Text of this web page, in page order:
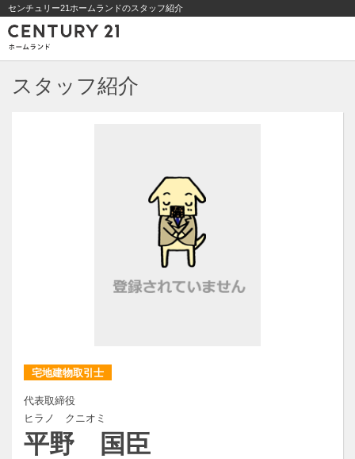
センチュリー21ホームランドのスタッフ紹介
スタッフ紹介
宅地建物取引士
代表取締役
ヒラノ クニオミ
平野 国臣